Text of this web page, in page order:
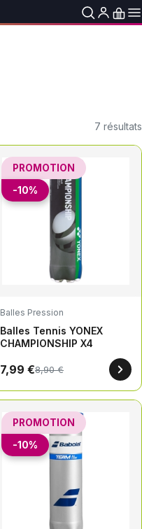
7 résultats
PROMOTION
-10%
Balles Pression
Balles Tennis YONEX
CHAMPIONSHIP X4
7,99 €8,90 €
PROMOTION
-10%